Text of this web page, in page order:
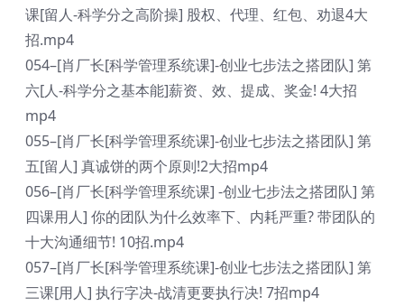
课[留人-科学分之高阶操] 股权、代理、红包、劝退4大
招.mp4
054–[肖厂长[科学管理系统课]-创业七步法之搭团队] 第
六[人-科学分之基本能]薪资、效、提成、奖金! 4大招
mp4
055–[肖厂长[科学管理系统课]-创业七步法之搭团队] 第
五[留人] 真诚饼的两个原则!2大招mp4
056–[肖厂长[科学管理系统课] -创业七步法之搭团队] 第
四课用人] 你的团队为什么效率下、内耗严重? 带团队的
十大沟通细节! 10招.mp4
057–[肖厂长[科学管理系统课]-创业七步法之搭团队] 第
三课[用人] 执行字决-战清更要执行决! 7招mp4